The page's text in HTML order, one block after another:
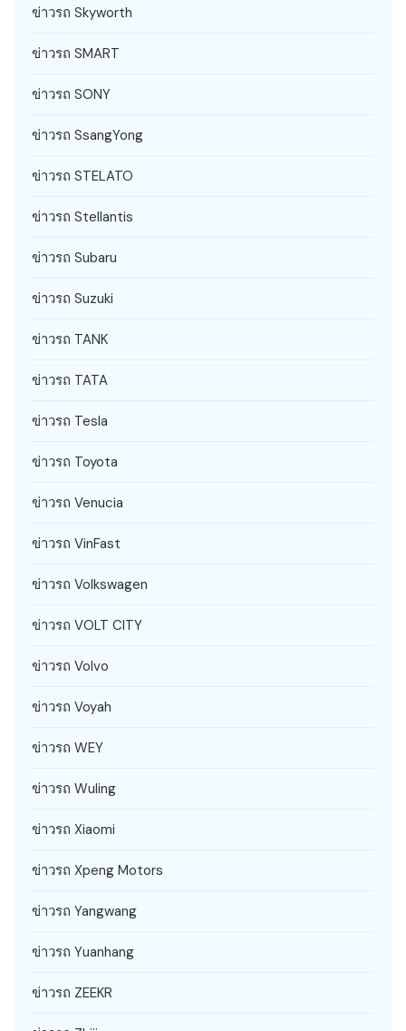
ข่าวรถ Skyworth
ข่าวรถ SMART
ข่าวรถ SONY
ข่าวรถ SsangYong
ข่าวรถ STELATO
ข่าวรถ Stellantis
ข่าวรถ Subaru
ข่าวรถ Suzuki
ข่าวรถ TANK
ข่าวรถ TATA
ข่าวรถ Tesla
ข่าวรถ Toyota
ข่าวรถ Venucia
ข่าวรถ VinFast
ข่าวรถ Volkswagen
ข่าวรถ VOLT CITY
ข่าวรถ Volvo
ข่าวรถ Voyah
ข่าวรถ WEY
ข่าวรถ Wuling
ข่าวรถ Xiaomi
ข่าวรถ Xpeng Motors
ข่าวรถ Yangwang
ข่าวรถ Yuanhang
ข่าวรถ ZEEKR